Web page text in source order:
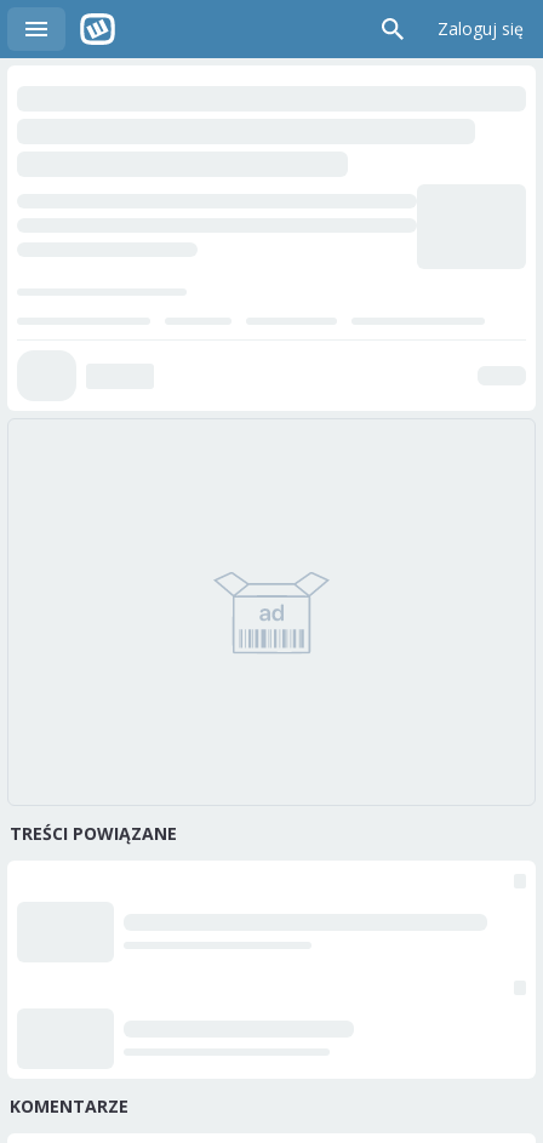
Zaloguj się
TREŚCI POWIĄZANE
KOMENTARZE